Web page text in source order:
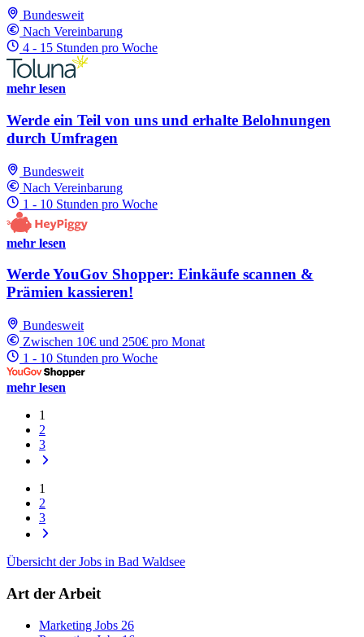
Bundesweit
Nach Vereinbarung
4 - 15 Stunden pro Woche
mehr lesen
Werde ein Teil von uns und erhalte Belohnungen
durch Umfragen
Bundesweit
Nach Vereinbarung
1 - 10 Stunden pro Woche
mehr lesen
Werde YouGov Shopper: Einkäufe scannen &
Prämien kassieren!
Bundesweit
Zwischen 10€ und 250€ pro Monat
1 - 10 Stunden pro Woche
mehr lesen
1
2
3
1
2
3
Übersicht der Jobs in Bad Waldsee
Art der Arbeit
Marketing Jobs 26